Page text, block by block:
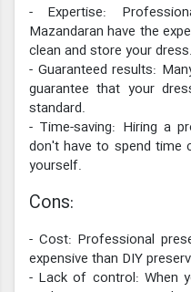
- Expertise:
Mazandaran have the
clean and store your dress.
- Guaranteed results:
guarantee that your
standard.
- Time-saving: Hiring a
don't have to spend time
yourself.
Cons:
- Cost: Professional
expensive than DIY
- Lack of control: When